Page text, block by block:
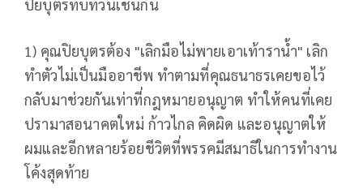
ปิยบุตรทบทวนเช่นกัน
1) คุณปิยบุตรต้อง "เลิกมือไม่พายเอาเท้าราน้ำ" เลิก
ทำตัวไม่เป็นมืออาชีพ ทำตามที่คุณธนาธรเคยขอไว้
กลับมาช่วยกันเท่าที่กฎหมายอนุญาต ทำให้คนที่เคย
ปรามาสอนาคตใหม่ ก้าวไกล คิดผิด และอนุญาตให้
ผมและอีกหลายร้อยชีวิตที่พรรคมีสมาธิในการทำงาน
โค้งสุดท้าย